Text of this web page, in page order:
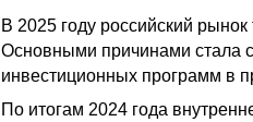
В 2025 году российский
Основными причинами стала
инвестиционных программ в
По итогам 2024 года